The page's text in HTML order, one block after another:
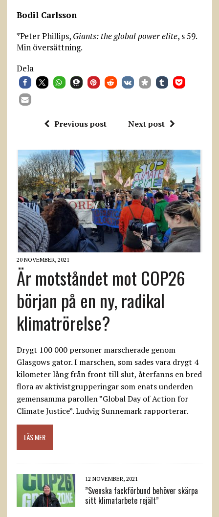
Bodil Carlsson
*Peter Phillips, Giants: the global power elite, s 59.
Min översättning.
Dela
Previous post Next post
20 NOVEMBER, 2021
Är motståndet mot COP26
början på en ny, radikal
klimatrörelse?
Drygt 100 000 personer marscherade genom
Glasgows gator. I marschen, som sades vara drygt 4
kilometer lång från front till slut, återfanns en bred
flora av aktivistgrupperingar som enats underden
gemensamma parollen ”Global Day of Action for
Climate Justice”. Ludvig Sunnemark rapporterar.
LÄS MER
12 NOVEMBER, 2021
”Svenska fackförbund behöver skärpa
sitt klimatarbete rejält”